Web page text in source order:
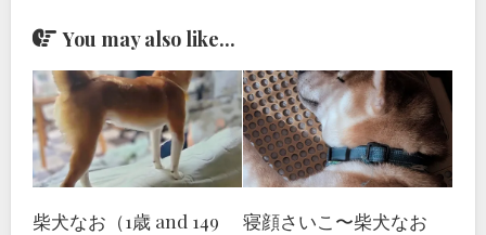
You may also like...
柴犬なお（1歳 and 149
寝顔さいこ〜柴犬なお